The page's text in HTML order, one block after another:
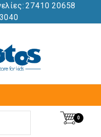
27410 20658
0